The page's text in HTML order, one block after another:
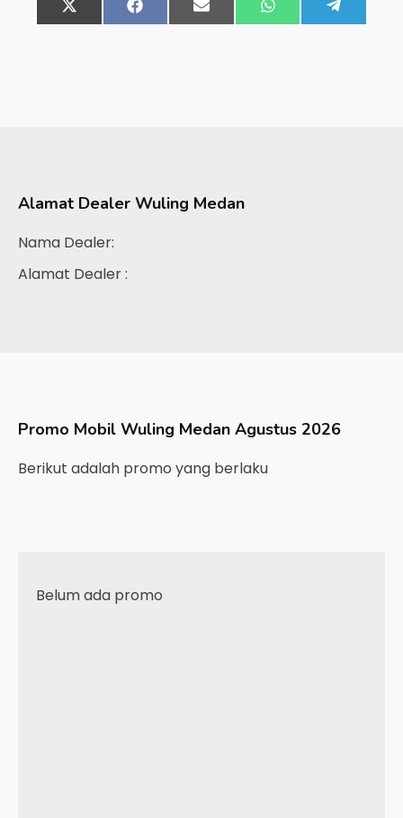
Share
on
X
(Twitter)
Share
on
FacebookShare
on
Email Share
on
WhatsApp
on
Alamat Dealer Wuling Medan
Nama Dealer:
Alamat Dealer :
Promo Mobil Wuling Medan Agustus 2026
Berikut adalah promo yang berlaku
Belum ada promo